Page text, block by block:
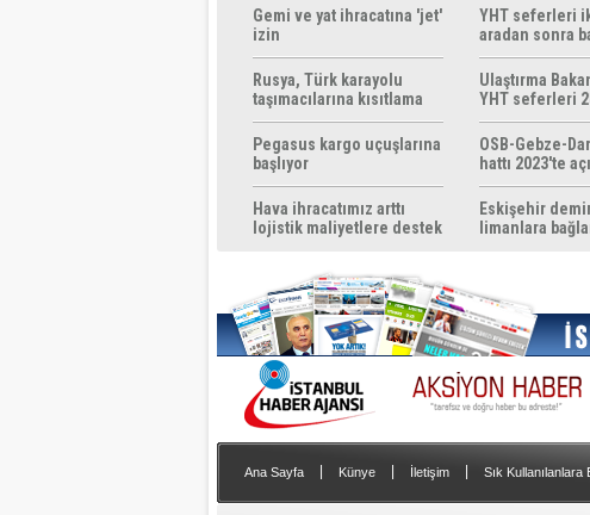
Gemi ve yat ihracatına 'jet'
izin
Rusya, Türk karayolu
taşımacılarına kısıtlama
getirebilir
Pegasus kargo uçuşlarına
başlıyor
Hava ihracatımız arttı
lojistik maliyetlere destek
YHT seferleri
aradan sonra
Ulaştırma
YHT seferleri
başlıyor
OSB-Gebze-
hattı 2023'te
Eskişehir
limanlara
Ana Sayfa Künye İletişim Sık Kullanılanlara